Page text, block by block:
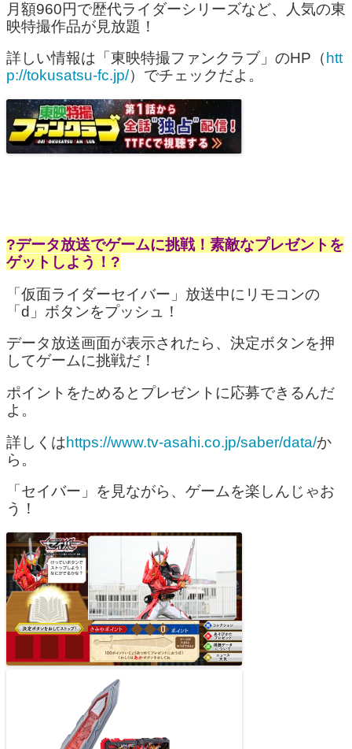
月額960円で歴代ライダーシリーズなど、人気の東
映特撮作品が見放題！
詳しい情報は「東映特撮ファンクラブ」のHP（ htt
p://tokusatsu-fc.jp/）でチェックだよ。
?データ放送でゲームに挑戦！素敵なプレゼントを
ゲットしよう！?
「仮面ライダーセイバー」放送中にリモコンの
「d」ボタンをプッシュ！
データ放送画面が表示されたら、決定ボタンを押
してゲームに挑戦だ！
ポイントをためるとプレゼントに応募できるんだ
よ。
詳しくはhttps://www.tv-asahi.co.jp/saber/data/か
ら。
「セイバー」を見ながら、ゲームを楽しんじゃお
う！